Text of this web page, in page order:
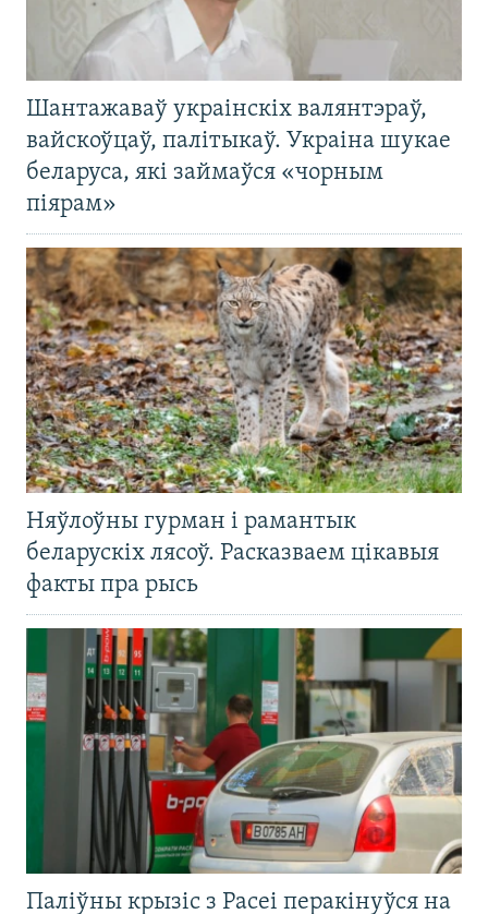
Шантажаваў украінскіх валянтэраў,
вайскоўцаў, палітыкаў. Украіна шукае
беларуса, які займаўся «чорным
піярам»
Няўлоўны гурман і рамантык
беларускіх лясоў. Расказваем цікавыя
факты пра рысь
Паліўны крызіс з Расеі перакінуўся на